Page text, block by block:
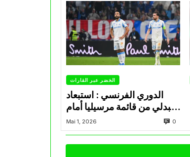
الخضر عبر القارات
الدوري الفرنسي : استبعاد
عبدلي من قائمة مرسيليا أمام
نانت
Mai 1, 2026 0